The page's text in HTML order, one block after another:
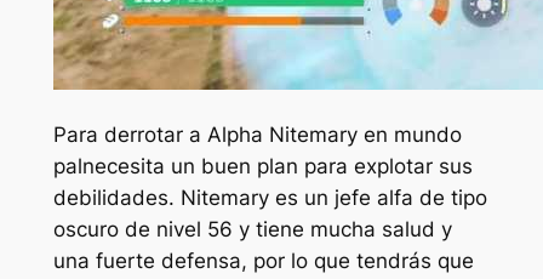
Para derrotar a Alpha Nitemary en mundo
palnecesita un buen plan para explotar sus
debilidades. Nitemary es un jefe alfa de tipo
oscuro de nivel 56 y tiene mucha salud y
una fuerte defensa, por lo que tendrás que